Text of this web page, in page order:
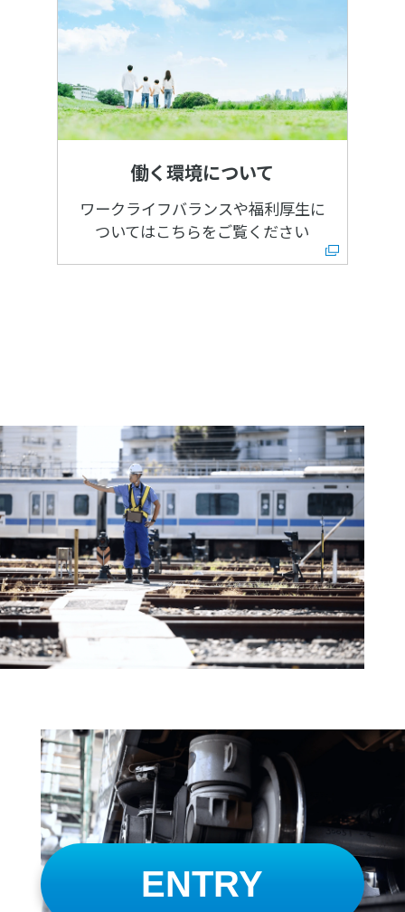
働く環境について
ワークライフバランスや福利厚生に
ついてはこちらをご覧ください
ENTRY